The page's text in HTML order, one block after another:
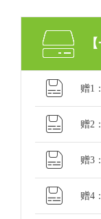
赠1
赠2
赠3
赠4